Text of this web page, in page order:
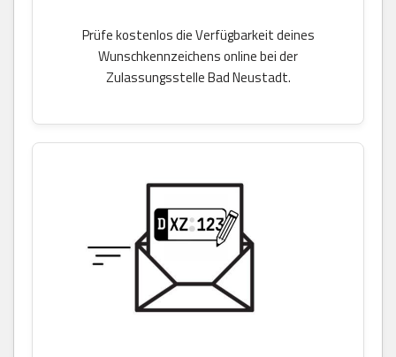
Prüfe kostenlos die Verfügbarkeit deines
Wunschkennzeichens online bei der
Zulassungsstelle Bad Neustadt.